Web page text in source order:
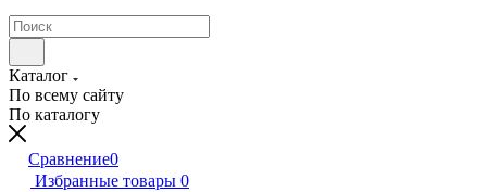
Каталог
По всему сайту
По каталогу
Сравнение0
Избранные товары 0